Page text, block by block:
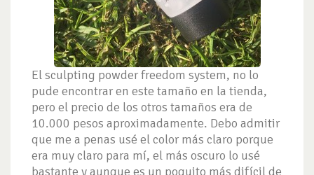
El sculpting powder freedom system, no lo
pude encontrar en este tamaño en la tienda,
pero el precio de los otros tamaños era de
10.000 pesos aproximadamente. Debo admitir
que me a penas usé el color más claro porque
era muy claro para mí, el más oscuro lo usé
bastante y aunque es un poquito más difícil de